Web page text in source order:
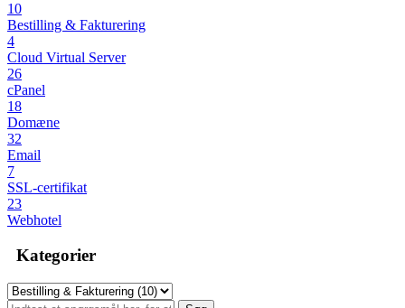
10
Bestilling & Fakturering
4
Cloud Virtual Server
26
cPanel
18
Domæne
32
Email
7
SSL-certifikat
23
Webhotel
Kategorier